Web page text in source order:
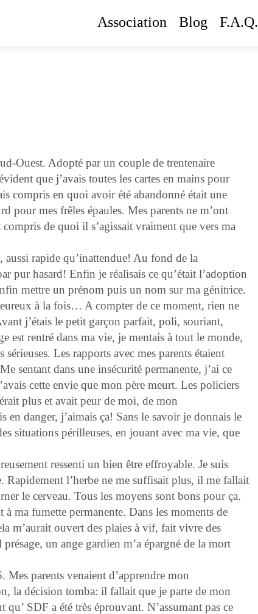
Association Blog F.A.Q.
Ouest. Adopté par un couple de trentenaire
que j’avais toutes les cartes en mains pour
compris en quoi avoir été abandonné était une
pour mes frêles épaules. Mes parents ne m’ont
de quoi il s’agissait vraiment que vers ma
rapide qu’inattendue! Au fond de la
pur hasard! Enfin je réalisais ce qu’était l’adoption
mettre un prénom puis un nom sur ma génitrice.
à la fois… A compter de ce moment, rien ne
j’étais le petit garçon parfait, poli, souriant,
est rentré dans ma vie, je mentais à tout le monde,
Les rapports avec mes parents étaient
sentant dans une insécurité permanente, j’ai ce
cette envie que mon père meurt. Les policiers
plus et avait peur de moi, de mon
en danger, j’aimais ça! Sans le savoir je donnais le
situations périlleuses, en jouant avec ma vie, que
ressenti un bien être effroyable. Je suis
Rapidement l’herbe ne me suffisait plus, il me fallait
le cerveau. Tous les moyens sont bons pour ça.
à ma fumette permanente. Dans les moments de
m’aurait ouvert des plaies à vif, fait vivre des
un ange gardien m’a épargné de la mort
parents venaient d’apprendre mon
la décision tomba: il fallait que je parte de mon
SDF a été très éprouvant. N’assumant pas ce